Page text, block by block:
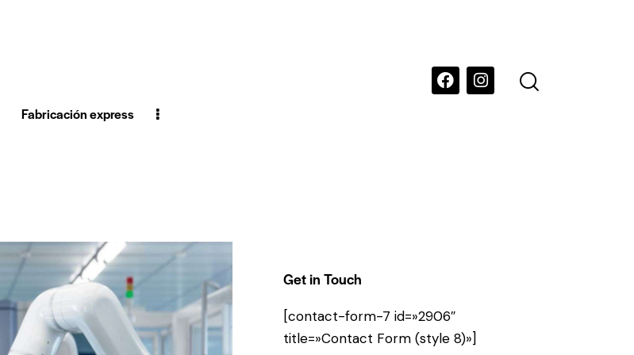
Fabricación express
Get in Touch
[contact-form-7 id=»2906″
title=»Contact Form (style 8)»]